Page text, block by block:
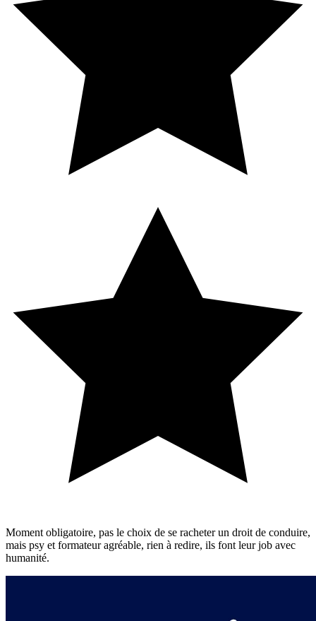
Moment obligatoire, pas le choix de se racheter un droit de conduire,
mais psy et formateur agréable, rien à redire, ils font leur job avec
humanité.